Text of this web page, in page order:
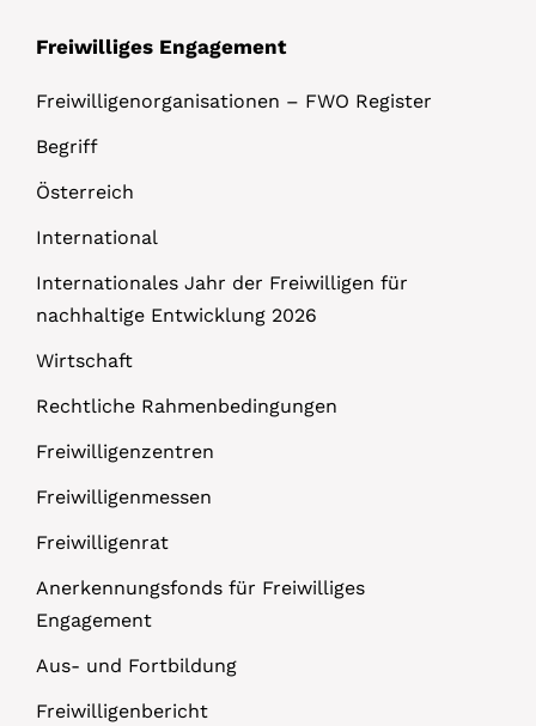
Freiwilliges Engagement
Freiwilligenorganisationen – FWO Register
Begriff
Österreich
International
Internationales Jahr der Freiwilligen für
nachhaltige Entwicklung 2026
Wirtschaft
Rechtliche Rahmenbedingungen
Freiwilligenzentren
Freiwilligenmessen
Freiwilligenrat
Anerkennungsfonds für Freiwilliges
Engagement
Aus- und Fortbildung
Freiwilligenbericht